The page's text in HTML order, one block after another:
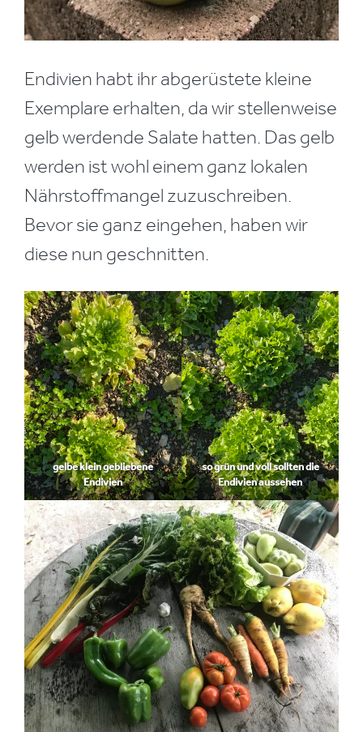
Endivien habt ihr abgerüstete kleine
Exemplare erhalten, da wir stellenweise
gelb werdende Salate hatten. Das gelb
werden ist wohl einem ganz lokalen
Nährstoffmangel zuzuschreiben.
Bevor sie ganz eingehen, haben wir
diese nun geschnitten.
gelbe klein gebliebene
Endivien
so grün und voll sollten die
Endivien aussehen